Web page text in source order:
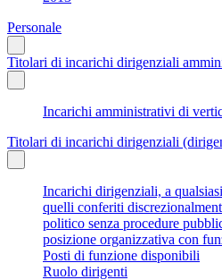
Personale
Titolari di incarichi dirigenziali
Incarichi amministrativi di
Titolari di incarichi dirigenziali
Incarichi dirigenziali, a
quelli conferiti
politico senza procedure
posizione organizzativa con
Posti di funzione disponibili
Ruolo dirigenti